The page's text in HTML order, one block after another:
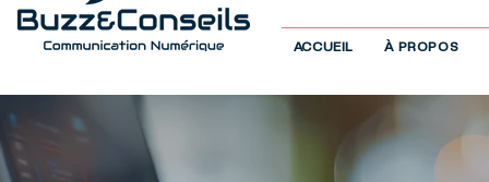
ACCUEIL À PROPOS